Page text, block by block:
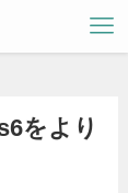
をより